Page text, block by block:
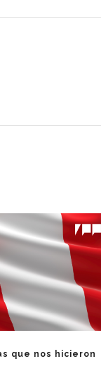
que nos hicieron